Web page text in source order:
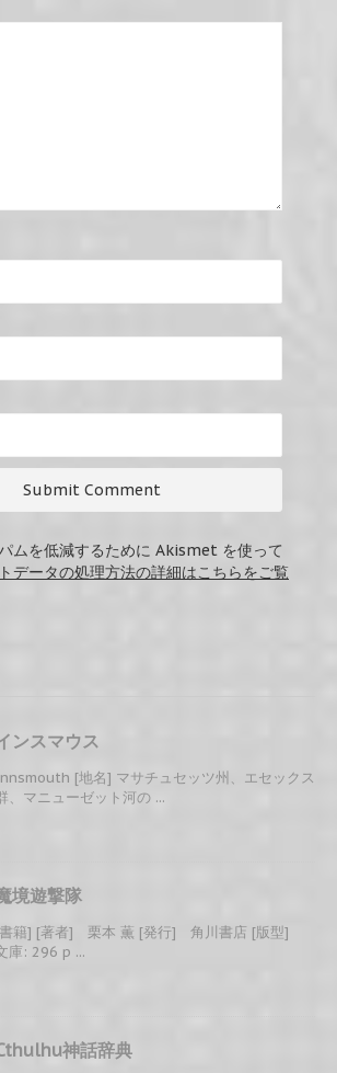
ムを低減するために Akismet を使って
データの処理方法の詳細はこちらをご覧
ンスマウス
[地名] マサチュセッツ州、エセックス
、マニューゼット河の ...
境遊撃隊
籍] [著者] 栗本 薫 [発行] 角川書店 [版型]
庫: 296 p ...
神話辞典